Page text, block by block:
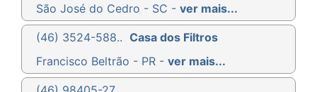
São José do Cedro - SC - ver mais...
(46) 3524-588.. Casa dos Filtros
Francisco Beltrão - PR - ver mais...